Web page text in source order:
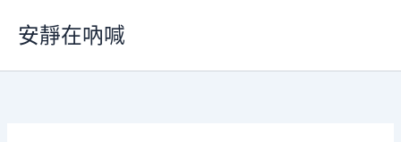
要
安靜在吶喊